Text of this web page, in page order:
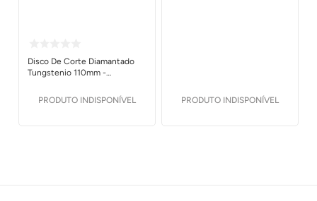
Disco De Corte Diamantado
Tungstenio 110mm -
PRODUTO INDISPONÍVEL
PRODUTO INDISPONÍVEL